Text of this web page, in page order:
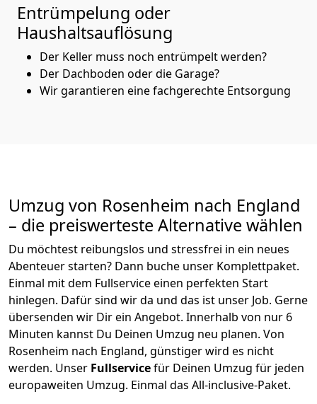
Entrümpelung oder
Haushaltsauflösung
Der Keller muss noch entrümpelt werden?
Der Dachboden oder die Garage?
Wir garantieren eine fachgerechte Entsorgung
Umzug von Rosenheim nach England
– die preiswerteste Alternative wählen
Du möchtest reibungslos und stressfrei in ein neues
Abenteuer starten? Dann buche unser Komplettpaket.
Einmal mit dem Fullservice einen perfekten Start
hinlegen. Dafür sind wir da und das ist unser Job. Gerne
übersenden wir Dir ein Angebot. Innerhalb von nur 6
Minuten kannst Du Deinen Umzug neu planen. Von
Rosenheim nach England, günstiger wird es nicht
werden. Unser Fullservicefür Deinen Umzug für jeden
europaweiten Umzug. Einmal das All-inclusive-Paket.